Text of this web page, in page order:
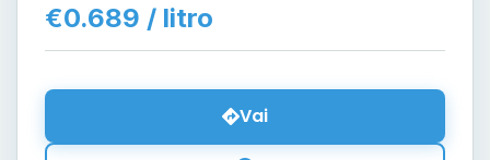
€0.689 / litro
Vai